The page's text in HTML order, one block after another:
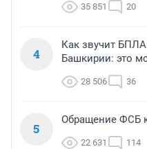
35 851 20
4
Как звучит
Башкирии: это
28 506 36
5
Обращение ФСБ
22 631 114